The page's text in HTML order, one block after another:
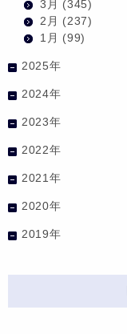
3月 (345)
2月 (237)
1月 (99)
2025年
2024年
2023年
2022年
2021年
2020年
2019年